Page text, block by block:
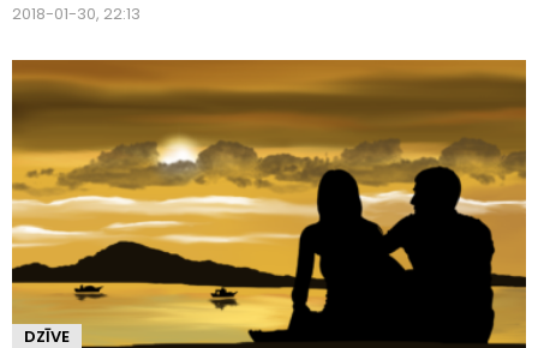
2018-01-30, 22:13
DZĪVE